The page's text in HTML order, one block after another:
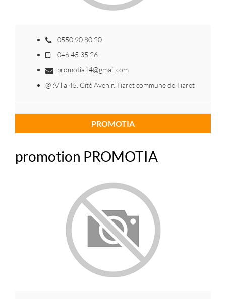
0550 90 80 20
046 45 35 26
promotia14@gmail.com
@ :Villa 45. Cité Avenir. Tiaret commune de Tiaret
PROMOTIA
promotion PROMOTIA